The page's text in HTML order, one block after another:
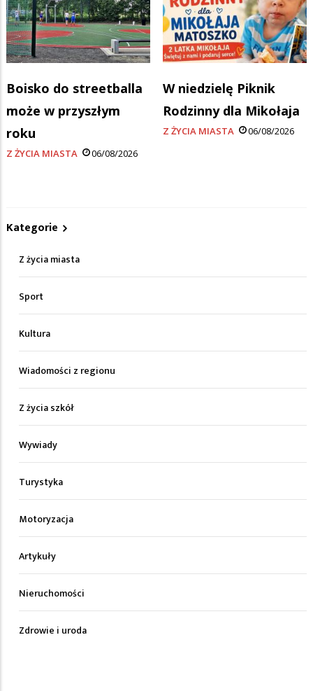
Boisko do streetballa
może w przyszłym
roku
Z ŻYCIA MIASTA 06/08/2026
W niedzielę Piknik
Rodzinny dla Mikołaja
Z ŻYCIA MIASTA 06/08/2026
Kategorie
Z życia miasta
Sport
Kultura
Wiadomości z regionu
Z życia szkół
Wywiady
Turystyka
Motoryzacja
Artykuły
Nieruchomości
Zdrowie i uroda